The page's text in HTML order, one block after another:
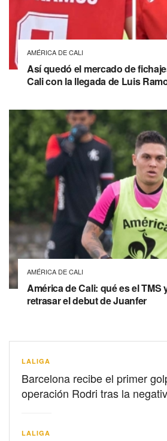
AMÉRICA DE CALI
Así quedó el mercado de
Cali con la llegada de Luis
AMÉRICA DE CALI
América de Cali: qué es el TMS
retrasar el debut de Juanfer
LALIGA
Barcelona recibe el primer
operación Rodri tras la
LALIGA